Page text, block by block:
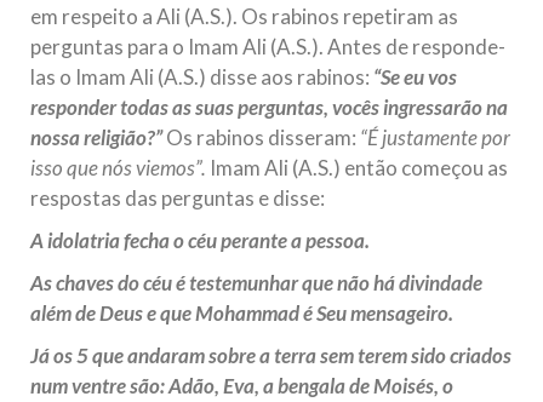
em respeito a Ali (A.S.). Os rabinos repetiram as
perguntas para o Imam Ali (A.S.). Antes de responde-
las o Imam Ali (A.S.) disse aos rabinos: “Se eu vos
responder todas as suas perguntas, vocês ingressarão na
nossa religião?”Os rabinos disseram: “É justamente por
isso que nós viemos”. Imam Ali (A.S.) então começou as
respostas das perguntas e disse:
A idolatria fecha o céu perante a pessoa.
As chaves do céu é testemunhar que não há divindade
além de Deus e que Mohammad é Seu mensageiro.
Já os 5 que andaram sobre a terra sem terem sido criados
num ventre são: Adão, Eva, a bengala de Moisés, o